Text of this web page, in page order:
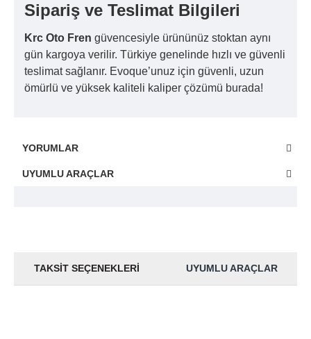
Sipariş ve Teslimat Bilgileri
Krc Oto Fren güvencesiyle ürününüz stoktan aynı
gün kargoya verilir. Türkiye genelinde hızlı ve güvenli
teslimat sağlanır. Evoque’unuz için güvenli, uzun
ömürlü ve yüksek kaliteli kaliper çözümü burada!
YORUMLAR
UYUMLU ARAÇLAR
TAKSIT SEÇENEKLERI UYUMLU ARAÇLAR